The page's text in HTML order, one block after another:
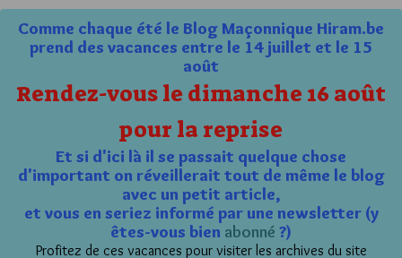
Comme chaque été le Blog Maçonnique Hiram.be
prend des vacances entre le 14 juillet et le 15
août
Rendez-vous le dimanche 16 août
pour la reprise
Et si d'ici là il se passait quelque chose
d'important on réveillerait tout de même le blog
avec un petit article,
et vous en seriez informé par une newsletter (y
êtes-vous bien abonné ?)
Profitez de ces vacances pour visiter les archives du site